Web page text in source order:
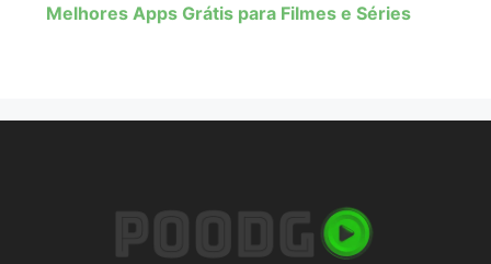
Melhores Apps Grátis para Filmes e Séries